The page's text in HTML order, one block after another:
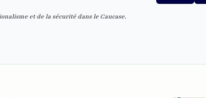
et de la sécurité dans le Caucase.